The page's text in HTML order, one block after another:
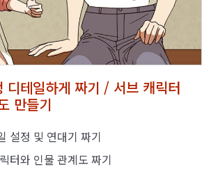
디테일하게 짜기 / 서브 캐릭터
만들기
설정 및 연대기 짜기
터와 인물 관계도 짜기